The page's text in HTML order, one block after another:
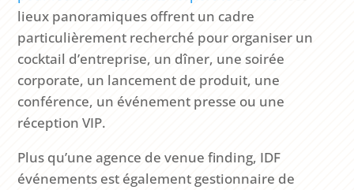
lieux panoramiques offrent un cadre
particulièrement recherché pour organiser un
cocktail d’entreprise, un dîner, une soirée
corporate, un lancement de produit, une
conférence, un événement presse ou une
réception VIP.
Plus qu’une agence de venue finding, IDF
événements est également gestionnaire de